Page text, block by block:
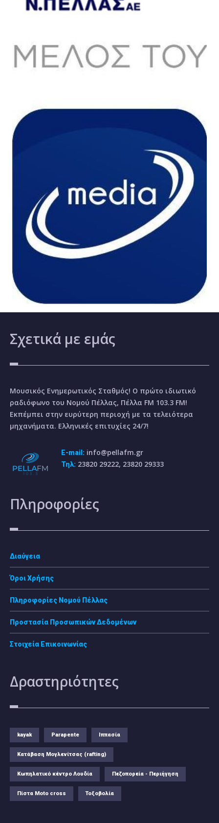
Σχετικά με εμάς
Μουσικός Ενημερωτικός Σταθμός! Ο πρώτο ιδιωτικό
ραδιόφωνο του Νομού Πέλλας, Πέλλα FM 103.3 FM!
Εκπέμπει στην ευρύτερη περιοχή με τα τελειότερα
μηχανήματα. Ελληνικές επιτυχίες 24/7!
E-mail: info@pellafm.gr
Τηλ: 23820 29222, 23820 29333
Πληροφορίες
Διαύγεια
Όροι Χρήσης
Πληροφορίες Νομού Πέλλας
Προστασία Προσωπικών Δεδομένων
Στοιχεία Επικοινωνίας
Δραστηριότητες
kayak Parapente Ιππασία
Κατάβαση Μογλενίτσας (rafting)
Κωπηλατικό κέντρο Λουδία Πεζοπορεία - Περιήγηση
Πίστα Moto cross Τοξοβολία